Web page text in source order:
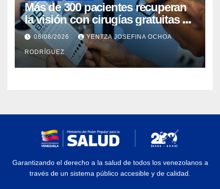
Más de 300 pacientes recuperan
la visión con cirugías gratuitas de
cataratas en Zulia
06/08/2026 YENTZA JOSEFINA OCHOA
RODRÍGUEZ
Garantizando el derecho a la salud de todos los venezolanos a
través de un sistema público accesible y de calidad.